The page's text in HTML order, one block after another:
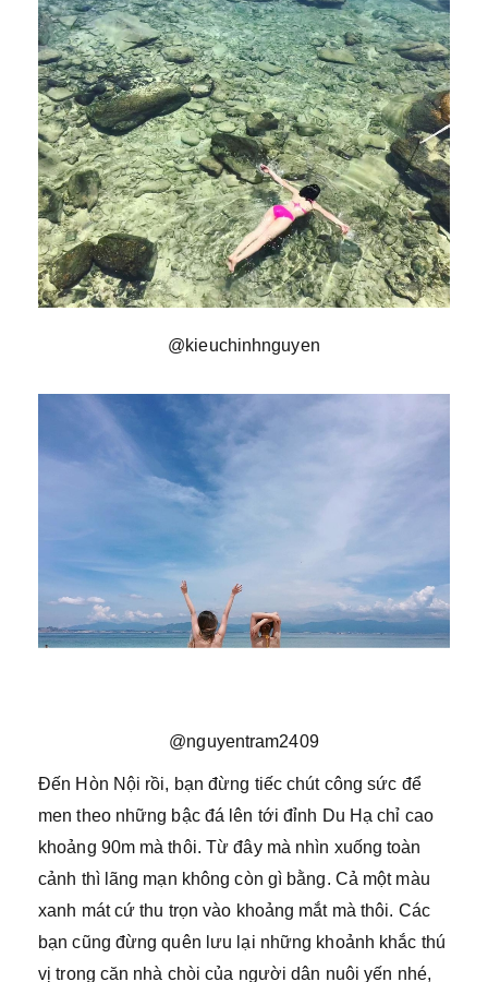
@kieuchinhnguyen
@nguyentram2409
Đến Hòn Nội rồi, bạn đừng tiếc chút công sức để
men theo những bậc đá lên tới đỉnh Du Hạ chỉ cao
khoảng 90m mà thôi. Từ đây mà nhìn xuống toàn
cảnh thì lãng mạn không còn gì bằng. Cả một màu
xanh mát cứ thu trọn vào khoảng mắt mà thôi. Các
bạn cũng đừng quên lưu lại những khoảnh khắc thú
vị trong căn nhà chòi của người dân nuôi yến nhé,